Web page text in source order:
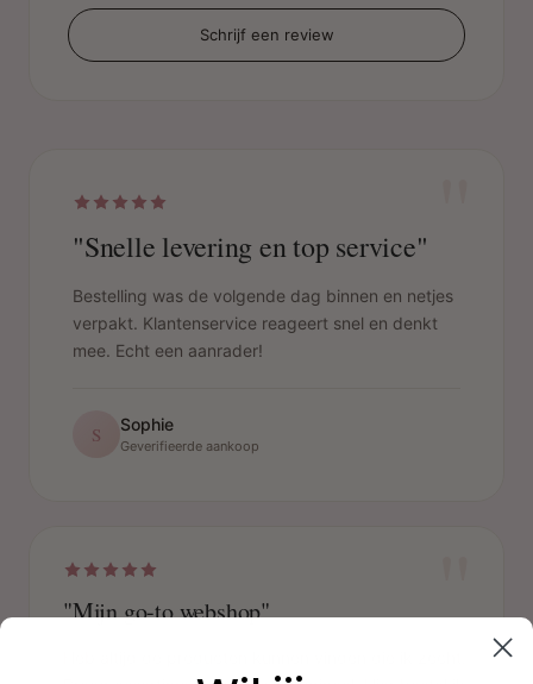
Schrijf een review
"Snelle levering en top service"
Bestelling was de volgende dag binnen en netjes
verpakt. Klantenservice reageert snel en denkt
mee. Echt een aanrader!
S Sophie
Geverifieerde aankoop
"
"Mijn go-to webshop"